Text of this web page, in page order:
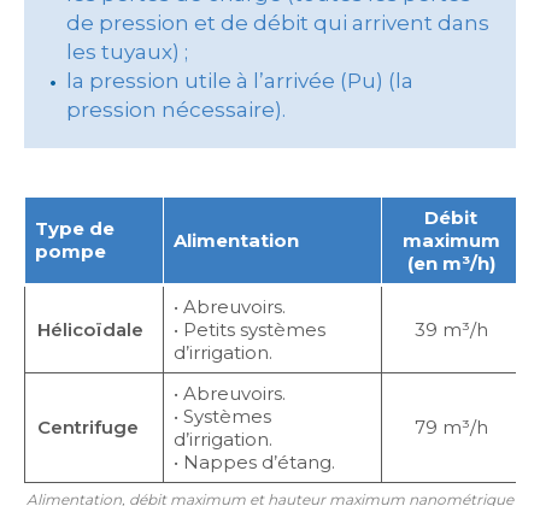
de pression et de débit qui arrivent dans
les tuyaux) ;
la pression utile à l’arrivée (Pu) (la
pression nécessaire).
Type de
pompe
Alimentation
Débit
maximum
(en m³/h)
Hélicoïdale
• Abreuvoirs.
• Petits systèmes
d’irrigation.
39 m³/h
Centrifuge
• Abreuvoirs.
• Systèmes
d’irrigation.
• Nappes d’étang.
79 m³/h
Alimentation, débit maximum et hauteur maximum nanométrique